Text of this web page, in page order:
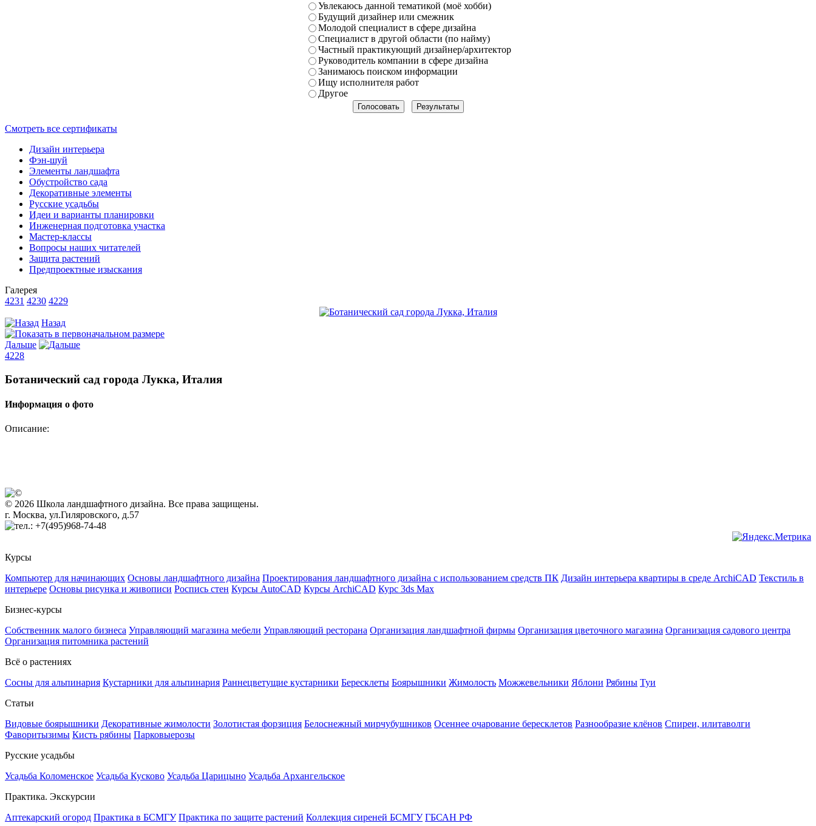
Увлекаюсь данной тематикой (моё хобби)
Будущий дизайнер или смежник
Молодой специалист в сфере дизайна
Специалист в другой области (по найму)
Частный практикующий дизайнер/архитектор
Руководитель компании в сфере дизайна
Занимаюсь поиском информации
Ищу исполнителя работ
Другое
Смотреть все сертификаты
Дизайн интерьера
Фэн-шуй
Элементы ландшафта
Обустройство сада
Декоративные элементы
Русские усадьбы
Идеи и варианты планировки
Инженерная подготовка участка
Мастер-классы
Вопросы наших читателей
Защита растений
Предпроектные изыскания
Галерея
4231 4230 4229
Назад
Дальше
4228
Ботанический сад города Лукка, Италия
Информация о фото
Описание:
© 2026 Школа ландшафтного дизайна. Все права защищены.
г. Москва, ул.Гиляровского, д.57
+7(495)968-74-48
Курсы
Компьютер для начинающих Основы ландшафтного дизайна Проектирования ландшафтного дизайна с использованием средств ПК Дизайн интерьера квартиры в среде ArchiCAD Текстиль в
интерьере Основы рисунка и живописи Роспись стен Курсы AutoCAD Курсы ArchiCAD Курс 3ds Max
Бизнес-курсы
Собственник малого бизнеса Управляющий магазина мебели Управляющий ресторана Организация ландшафтной фирмы Организация цветочного магазина Организация садового центра
Организация питомника растений
Всё о растениях
Сосны для альпинария Кустарники для альпинария Раннецветущие кустарники Бересклеты Боярышники Жимолость Можжевельники Яблони Рябины Туи
Статьи
Видовые боярышники Декоративные жимолости Золотистая форзиция Белоснежный мирчубушников Осеннее очарование бересклетов Разнообразие клёнов Спиреи, илитаволги
Фаворитызимы Кисть рябины Парковыерозы
Русские усадьбы
Усадьба Коломенское Усадьба Кусково Усадьба Царицыно Усадьба Архангельское
Практика. Экскурсии
Аптекарский огород Практика в БСМГУ Практика по защите растений Коллекция сиреней БСМГУ ГБСАН РФ